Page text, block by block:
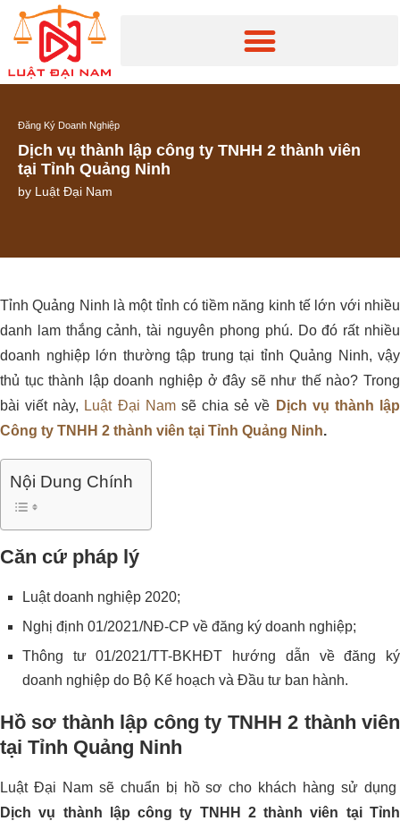
Đăng Ký Doanh Nghiệp
Dịch vụ thành lập công ty TNHH 2 thành viên
tại Tỉnh Quảng Ninh
by Luật Đại Nam
Tỉnh Quảng Ninh là một tỉnh có tiềm năng kinh tế lớn với nhiều
danh lam thắng cảnh, tài nguyên phong phú. Do đó rất nhiều
doanh nghiệp lớn thường tập trung tại tỉnh Quảng Ninh, vậy
thủ tục thành lập doanh nghiệp ở đây sẽ như thế nào? Trong
bài viết này, Luật Đại Namsẽ chia sẻ về Dịch vụ thành lập
Công ty TNHH 2 thành viên tại Tỉnh Quảng Ninh.
Nội Dung Chính
Căn cứ pháp lý
Luật doanh nghiệp 2020;
Nghị định 01/2021/NĐ-CP về đăng ký doanh nghiệp;
Thông tư 01/2021/TT-BKHĐT hướng dẫn về đăng ký
doanh nghiệp do Bộ Kế hoạch và Đầu tư ban hành.
Hồ sơ thành lập công ty TNHH 2 thành viên
tại Tỉnh Quảng Ninh
Luật Đại Nam sẽ chuẩn bị hồ sơ cho khách hàng sử dụng
Dịch vụ thành lập công ty TNHH 2 thành viên tại Tỉnh